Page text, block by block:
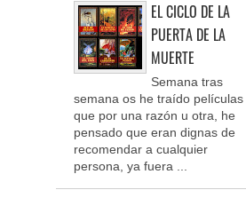
EL CICLO DE LA
PUERTA DE LA
MUERTE
Semana tras
semana os he traído películas
que por una razón u otra, he
pensado que eran dignas de
recomendar a cualquier
persona, ya fuera ...